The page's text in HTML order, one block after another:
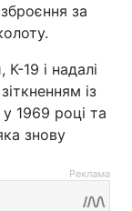
за
19 і надалі
із
1969 році та
знову
Реклама